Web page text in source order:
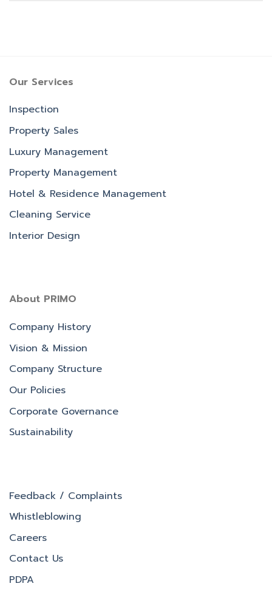
Our Services
Inspection
Property Sales
Luxury Management
Property Management
Hotel & Residence Management
Cleaning Service
Interior Design
About PRIMO
Company History
Vision & Mission
Company Structure
Our Policies
Corporate Governance
Sustainability
Feedback / Complaints
Whistleblowing
Careers
Contact Us
PDPA